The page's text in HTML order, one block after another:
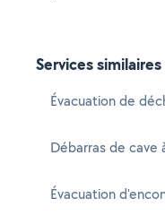
Services similaires
Évacuation de
Débarras de cave
Évacuation